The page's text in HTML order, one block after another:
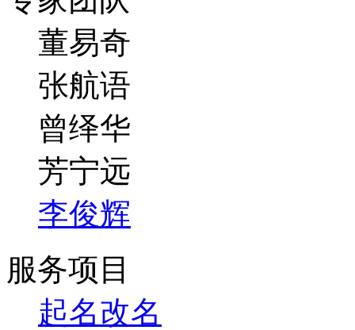
董易奇
张航语
曾绎华
芳宁远
李俊辉
服务项目
起名改名